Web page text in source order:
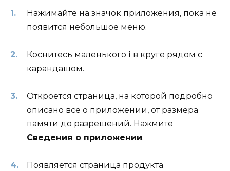
Нажимайте на значок приложения, пока не
появится небольшое меню.
Коснитесь маленького i в круге рядом с
карандашом.
Откроется страница, на которой подробно
описано все о приложении, от размера
памяти до разрешений. Нажмите
Сведения о приложении.
Появляется страница продукта